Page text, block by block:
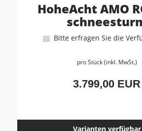
HoheAcht AMO
Bitte erfragen Sie die
pro Stück (inkl. MwSt.)
3.799,00 EUR
Varianten verfügbar